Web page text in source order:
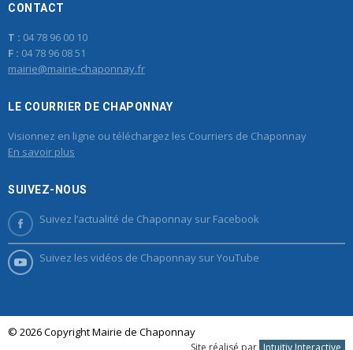
CONTACT
T : 04 78 96 00 10
F : 04 78 96 08 51
mairie@mairie-chaponnay.fr
LE COURRIER DE CHAPONNAY
Visionnez en ligne ou téléchargez les Courriers de Chaponnay
En savoir plus
SUIVEZ-NOUS
Suivez l’actualité de Chaponnay sur Facebook
Suivez les vidéos de Chaponnay sur YouTube
© 2026 Copyright Mairie de Chaponnay
Site réalisé par Intuitiv Interactive